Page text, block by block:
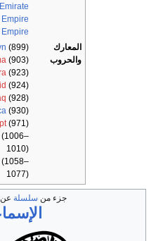
Empire
Empire
المعارك
والحروب
(899)
(903)
(923)
(924)
(928)
(930)
(971)
(1006–
1010)
(1058–
1077)
جزء منسلسلةعن